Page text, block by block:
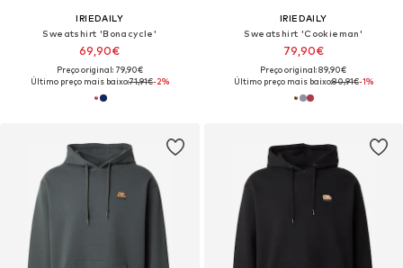
IRIEDAILY
Sweatshirt 'Bonacycle'
69,90€
Preço original: 79,90€
Último preço mais baixo:71,91€-2%
IRIEDAILY
Sweatshirt 'Cookieman'
79,90€
Preço original: 89,90€
Último preço mais baixo:80,91€-1%